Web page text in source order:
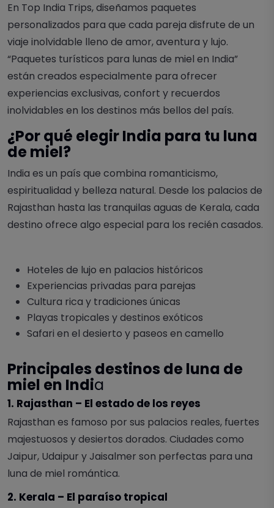
En Top India Trips, diseñamos paquetes
personalizados para que cada pareja disfrute de un
viaje inolvidable lleno de amor, aventura y lujo.
“Paquetes turísticos para lunas de miel en India”
están creados especialmente para ofrecer
experiencias exclusivas, confort y recuerdos
inolvidables en los destinos más bellos del país.
¿Por qué elegir India para tu luna
de miel?
India es un país que combina romanticismo,
espiritualidad y belleza natural. Desde los palacios de
Rajasthan hasta las tranquilas aguas de Kerala, cada
destino ofrece algo especial para los recién casados.
Hoteles de lujo en palacios históricos
Experiencias privadas para parejas
Cultura rica y tradiciones únicas
Playas tropicales y destinos exóticos
Safari en el desierto y paseos en camello
Principales destinos de luna de
miel en India
1. Rajasthan – El estado de los reyes
Rajasthan es famoso por sus palacios reales, fuertes
majestuosos y desiertos dorados. Ciudades como
Jaipur, Udaipur y Jaisalmer son perfectas para una
luna de miel romántica.
2. Kerala – El paraíso tropical